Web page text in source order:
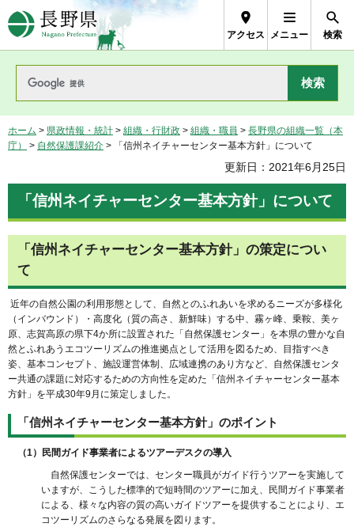
長野県Nagano Prefecture
アクセス メニュー 検索
ホーム > 県政情報・統計 > 組織・行財政 > 組織・職員 > 長野県の組織一覧（本
庁）
> 自然保護課紹介 > 「信州ネイチャーセンター基本方針」について
更新日：2021年6月25日
「信州ネイチャーセンター基本方針」について
「信州ネイチャーセンター基本方針」の策定につい
て
近年の自然公園の利用形態として、自然とのふれあいを求めるニーズが多様化
（インバウンド）・高度化（質の高さ、新鮮味）する中、霧ヶ峰、乗鞍、美ヶ
原、志賀高原の県下4か所に設置された「自然保護センター」を本県の豊かな自
然とふれあうエコツーリズムの推進拠点として活用を図るため、目指すべき
姿、基本コンセプト、施設運営体制、広域連携のあり方など、自然保護センタ
ー共通の課題に対応するための方向性を定めた「信州ネイチャーセンター基本
方針」を平成30年9月に策定しました。
「信州ネイチャーセンター基本方針」のポイント
（1）民間ガイド事業者によるツアーデスクの導入
自然保護センターでは、センター職員がガイド行うツアーを実施して
いますが、こうした標準的で短時間のツアーに加え、民間ガイド事業者
による、様々な内容の質の高いガイドツアーを提供することにより、エ
コツーリズムのさらなる発展を図ります。